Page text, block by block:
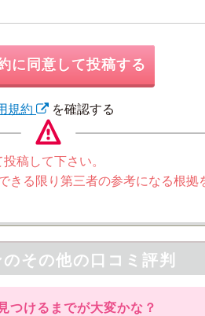
に同意して投稿する
規約 を確認する
稿して下さい。
きる限り第三者の参考になる根拠
その他の口コミ評判
つけるまでが大変かな？